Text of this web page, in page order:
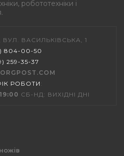
робототехніки і
ВУЛ. ВАСИЛЬКІВСЬКА, 1
804-00-50
259-35-37
РОБОТИ :
19:00 СБ-НД: ВИХІДНІ ДНІ